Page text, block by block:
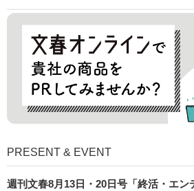
PRESENT & EVENT
週刊文春8月13日・20日号「終活・エン